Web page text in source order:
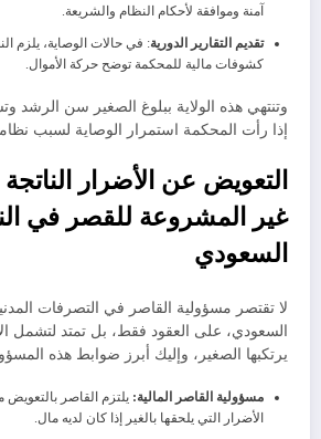
آمنة وموافقة لأحكام النظام والشريعة.
​تقديم التقارير الدورية: في حالات الوصاية، يلزم
كشوفات مالية للمحكمة توضح حركة الأموال.
​وتنتهي هذه الولاية ببلوغ الصغير سن الرشد
إذا رأت المحكمة استمرار الوصاية لسبب
​التعويض عن الأضرار
غير المشروعة للقصر في
السعودي
​لا تقتصر مسؤولية القاصر في التصرفات
السعودي، على العقود فقط، بل تمتد لتشمل
يرتكبها الصغير، وإليك أبرز ضوابط هذه
​مسؤولية القاصر المالية: يلتزم القاصر
الأضرار التي يلحقها بالغير إذا كان لديه مال.